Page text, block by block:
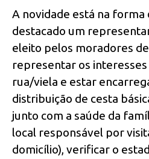
A novidade está na forma
destacado um
eleito pelos moradores
representar os
rua/viela e estar
distribuição de cesta
junto com a saúde da
local responsável por
domicílio), verificar o